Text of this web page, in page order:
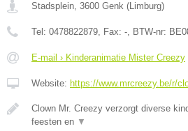
Stadsplein, 3600 Genk (Limburg)
Tel: 0478822879, Fax: -, BTW-nr:
E-mail › Kinderanimatie Mister Creezy
Website: https://www.mrcreezy.be/r/
Clown Mr. Creezy verzorgt diverse
feesten en ▼